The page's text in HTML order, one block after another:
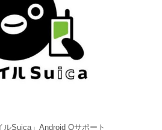
ルSuica」Android Qサポート